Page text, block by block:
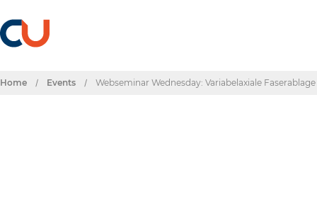
Home / Events / Webseminar Wednesday: Variabelaxiale